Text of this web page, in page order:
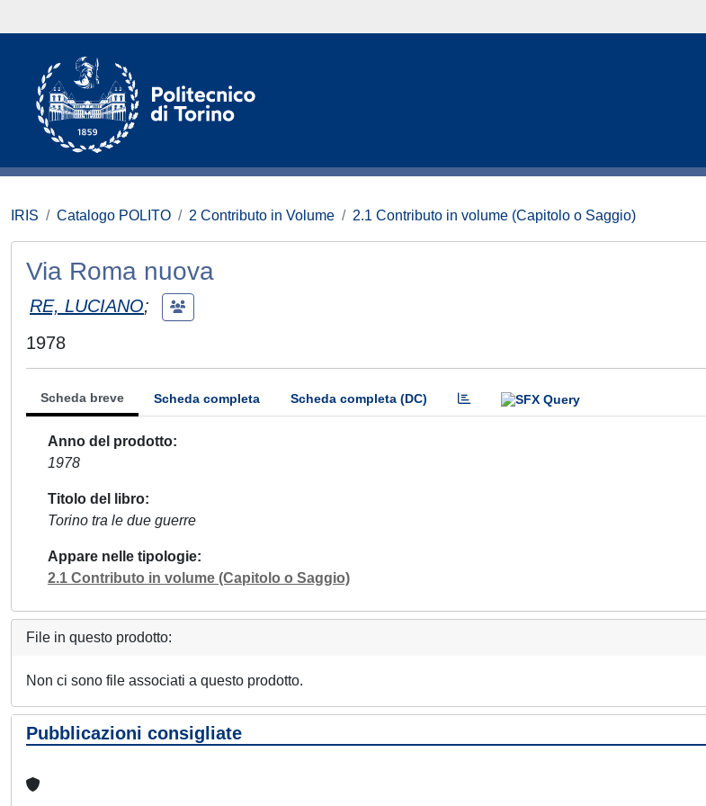
IRIS Catalogo POLITO 2 Contributo in Volume 2.1 Contributo in volume (Capitolo o Saggio)
Via Roma nuova
RE, LUCIANO;
1978
Scheda breve Scheda completa Scheda completa (DC)
Anno del prodotto
1978
Titolo del libro
Torino tra le due guerre
Appare nelle tipologie
2.1 Contributo in volume (Capitolo o Saggio)
File in questo prodotto:
Non ci sono file associati a questo prodotto.
Pubblicazioni consigliate